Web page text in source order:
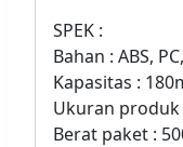
SPEK :
Bahan : ABS,
Kapasitas :
Ukuran produk
Berat paket :